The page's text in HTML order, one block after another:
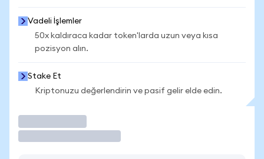
Vadeli İşlemler
50x kaldıraca kadar token'larda uzun veya kısa
pozisyon alın.
Stake Et
Kriptonuzu değerlendirin ve pasif gelir elde edin.